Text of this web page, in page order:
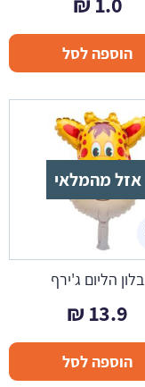
הוספה לסל
אזל מהמלאי
בלון הליום ג'ירף
13.9
₪
הוספה לסל